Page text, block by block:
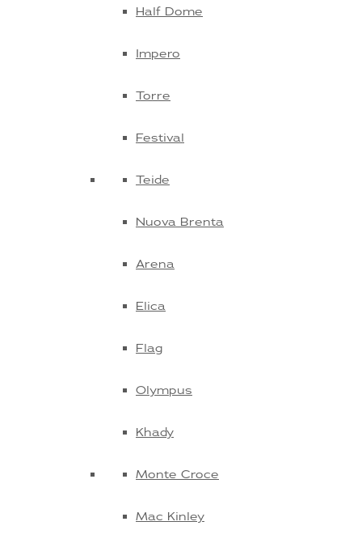
Half Dome
Impero
Torre
Festival
Teide
Nuova Brenta
Arena
Elica
Flag
Olympus
Khady
Monte Croce
Mac Kinley